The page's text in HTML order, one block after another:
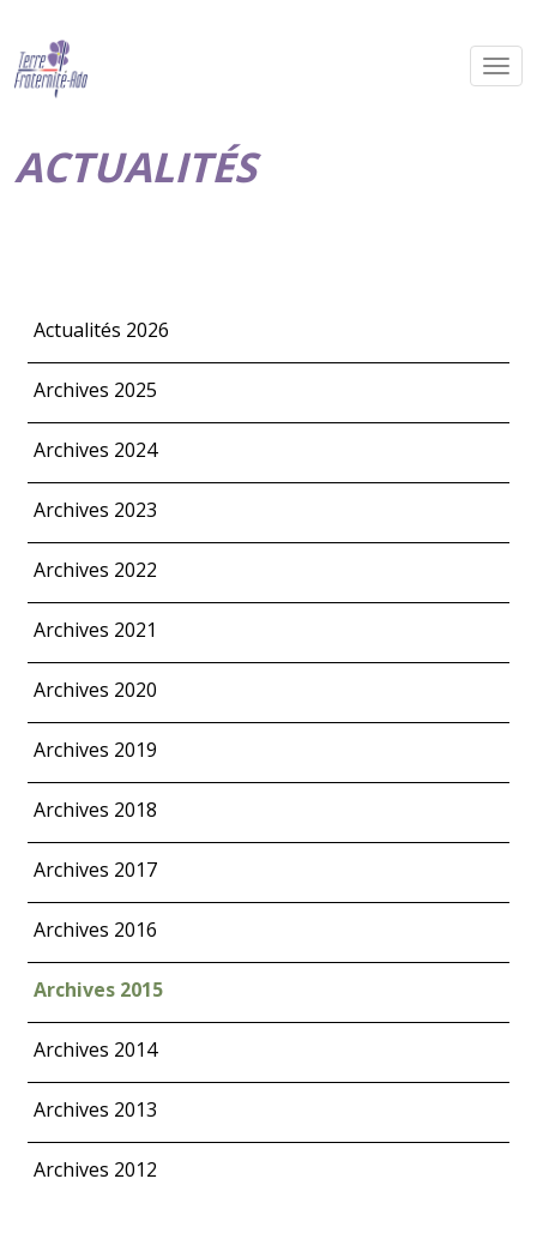
ACTUALITÉS
Actualités 2026
Archives 2025
Archives 2024
Archives 2023
Archives 2022
Archives 2021
Archives 2020
Archives 2019
Archives 2018
Archives 2017
Archives 2016
Archives 2015
Archives 2014
Archives 2013
Archives 2012